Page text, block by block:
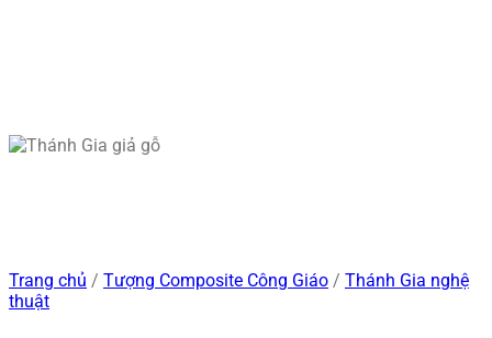
Trang chủ / Tượng Composite Công Giáo / Thánh Gia nghệ
thuật